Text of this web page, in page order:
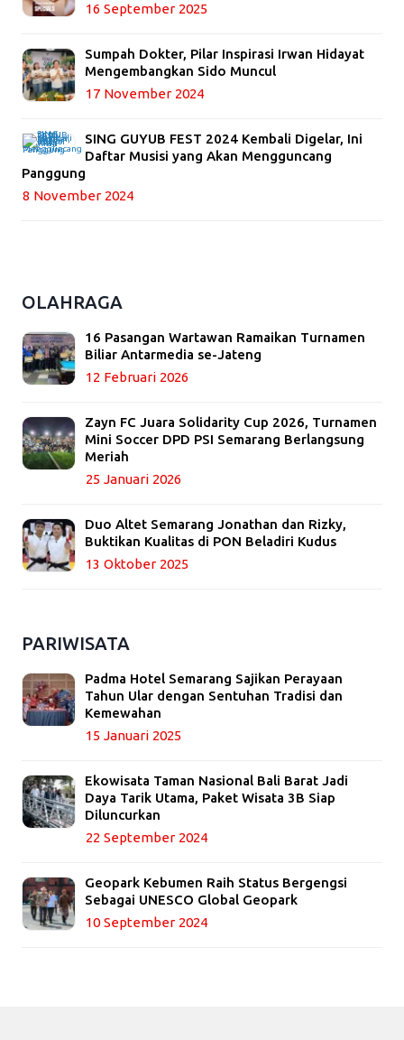
16 September 2025
Sumpah Dokter, Pilar Inspirasi Irwan Hidayat
Mengembangkan Sido Muncul
17 November 2024
SING GUYUB FEST 2024 Kembali Digelar, Ini
Daftar Musisi yang Akan Mengguncang
Panggung
8 November 2024
OLAHRAGA
16 Pasangan Wartawan Ramaikan Turnamen
Biliar Antarmedia se-Jateng
12 Februari 2026
Zayn FC Juara Solidarity Cup 2026, Turnamen
Mini Soccer DPD PSI Semarang Berlangsung
Meriah
25 Januari 2026
Duo Altet Semarang Jonathan dan Rizky,
Buktikan Kualitas di PON Beladiri Kudus
13 Oktober 2025
PARIWISATA
Padma Hotel Semarang Sajikan Perayaan
Tahun Ular dengan Sentuhan Tradisi dan
Kemewahan
15 Januari 2025
Ekowisata Taman Nasional Bali Barat Jadi
Daya Tarik Utama, Paket Wisata 3B Siap
Diluncurkan
22 September 2024
Geopark Kebumen Raih Status Bergengsi
Sebagai UNESCO Global Geopark
10 September 2024